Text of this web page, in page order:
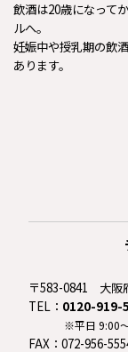
飲酒は20歳になって
ルへ。
妊娠中や授乳期の飲
あります。
〒583-0841 大阪
TEL： 0120-919-
※平日 9:00
FAX：072-956-